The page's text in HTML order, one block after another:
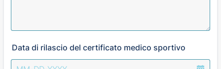
Data di rilascio del certificato medico sportivo